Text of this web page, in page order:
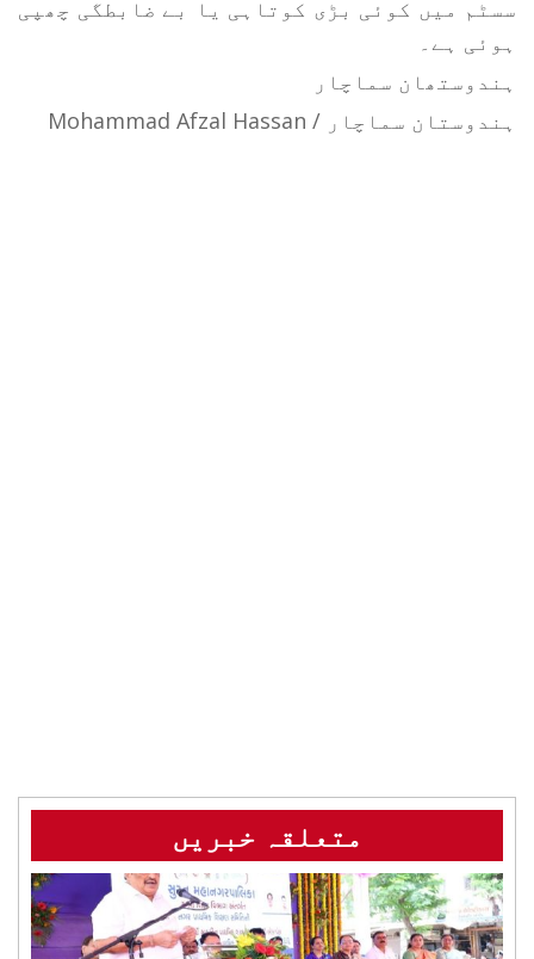
سسٹم میں کوئی بڑی کوتاہی یا بے ضابطگی چھپی
ہوئی ہے۔
ہندوستھان سماچار
ہندوستان سماچار / Mohammad Afzal Hassan
متعلقہ خبریں